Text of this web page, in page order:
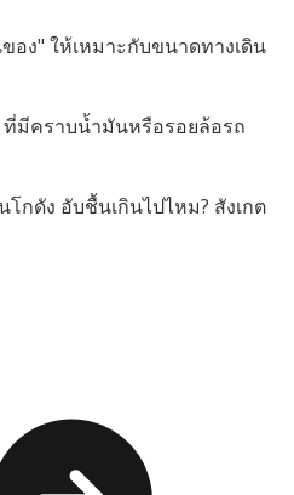
อง" ให้เหมาะกับขนาดทางเดิน
มีคราบน้ำมันหรือรอยล้อรถ
กดัง อับชื้นเกินไปไหม? สังเกต